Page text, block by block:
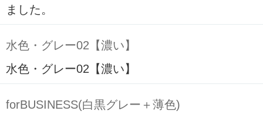
ました。
水色・グレー02【濃い】
水色・グレー02【濃い】
forBUSINESS(白黒グレー＋薄色)